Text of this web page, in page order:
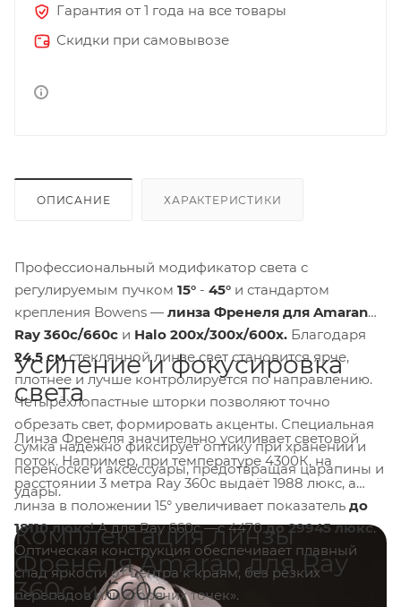
Гарантия от 1 года на все товары
Скидки при самовывозе
ОПИСАНИЕ ХАРАКТЕРИСТИКИ
Профессиональный модификатор света с
регулируемым пучком 15° - 45° и стандартом
крепления Bowens — линза Френеля для Amaran
Ray 360c/660c и Halo 200x/300x/600x. Благодаря
24,5 смстеклянной линзе свет становится ярче,
плотнее и лучше контролируется по направлению.
Четырёхлопастные шторки позволяют точно
обрезать свет, формировать акценты. Специальная
сумка надёжно фиксирует оптику при хранении и
переноске и аксессуары, предотвращая царапины и
удары.
Усиление и фокусировка
света
Линза Френеля значительно усиливает световой
поток. Например, при температуре 4300К, на
расстоянии 3 метра Ray 360c выдаёт 1988 люкс, а
линза в положении 15° увеличивает показатель до
18110 люкс! А для Ray 660c —с 4470до 29945 люкс.
Оптическая конструкция обеспечивает плавный
спад яркости от центра к краям, без резких
перепадов или «горячих точек».
Комплектация линзы
Френеля Amaran для Ray
360c и 660c